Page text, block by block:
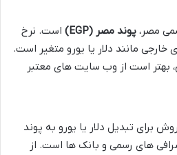
مصر، پوند مصر (EGP)
است. نرخ
خارجی مانند دلار یا یورو متغیر است.
بهتر است از وب سایت های معتبر
برای تبدیل دلار یا یورو به پوند
های رسمی و بانک ها است. از